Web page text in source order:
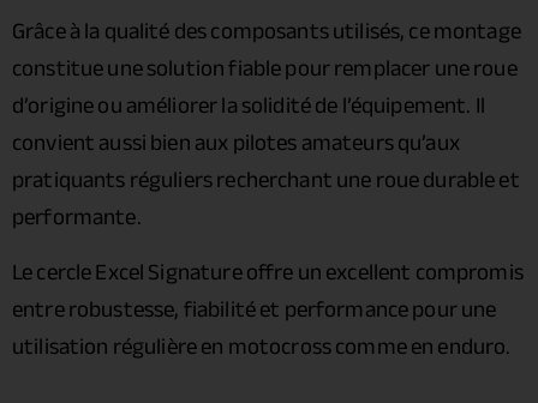
Grâce à la qualité des composants utilisés, ce montage
constitue une solution fiable pour remplacer une roue
d’origine ou améliorer la solidité de l’équipement. Il
convient aussi bien aux pilotes amateurs qu’aux
pratiquants réguliers recherchant une roue durable et
performante.
Le cercle Excel Signature offre un excellent compromis
entre robustesse, fiabilité et performance pour une
utilisation régulière en motocross comme en enduro.